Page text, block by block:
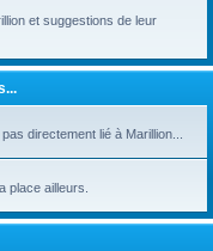
et suggestions de leur
directement lié à Marillion...
place ailleurs.